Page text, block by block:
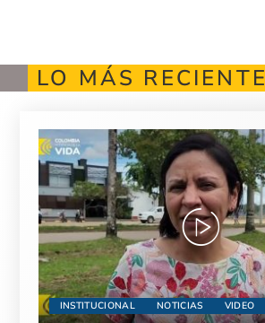
LO MÁS RECIENTE
INSTITUCIONAL NOTICIAS VIDEO